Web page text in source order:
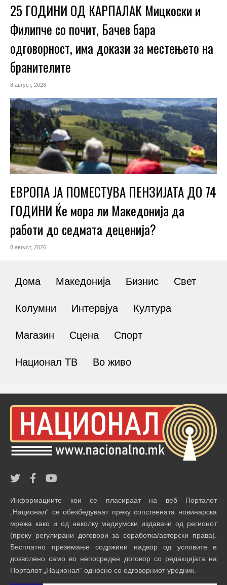
25 ГОДИНИ ОД КАРПАЛАК Мицкоски и
Филипче со почит, Бачев бара
одговорност, има докази за местењето на
бранителите
8 август, 2026
ЕВРОПА ЈА ПОМЕСТУВА ПЕНЗИЈАТА ДО 74
ГОДИНИ Ќе мора ли Македонија да
работи до седмата деценија?
8 август, 2026
Дома Македонија Бизнис Свет
Колумни Интервјуа Култура
Магазин Сцена Спорт
Национал ТВ Во живо
Информациите кои се пласираат на веб Порталот
„Национал“ се обезбедуваат преку сопствената новинарска
мрежа како и од неколку медиумски издавачи од регионот
(преку регулирани договори за соработка/авторски права).
Бесплатно преземање содржини надвор од условите е
дозволено само во непосреден договор со редакцијата на
Порталот „Национал“ односно со одговорниот уредник.